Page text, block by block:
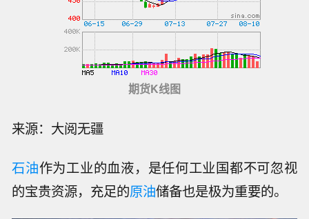
期货K线图
来源：大阅无疆
石油作为工业的血液，是任何工业国都不可忽视
的宝贵资源，充足的原油储备也是极为重要的。